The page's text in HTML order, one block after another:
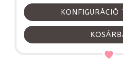
KONFIGURÁCIÓ